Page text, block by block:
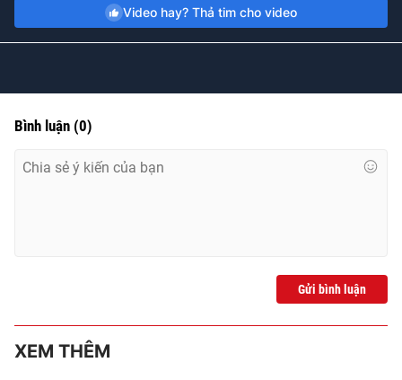
Video hay? Thả tim cho video
Bình luận (0)
Gửi bình luận
XEM THÊM